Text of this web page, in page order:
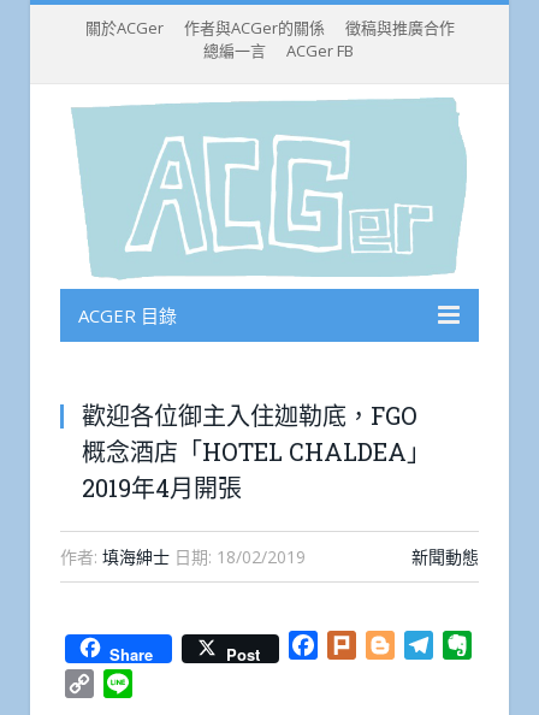
關於ACGer 作者與ACGer的關係
徵稿與推廣合作
總編一言
ACGer FB
ACGER 目錄
歡迎各位御主入住迦勒底，FGO
概念酒店「HOTEL CHALDEA」
2019年4月開張
作者: 填海紳士 日期: 18/02/2019 新聞動態
Share Post Facebook
Plurk BloggerTelegram
Copy